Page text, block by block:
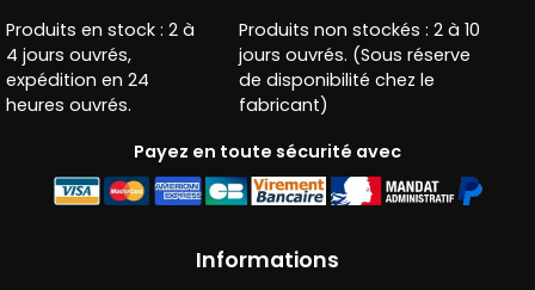
Produits en stock : 2 à
4 jours ouvrés,
expédition en 24
heures ouvrés.
Produits non stockés : 2 à 10
jours ouvrés. (Sous réserve
de disponibilité chez le
fabricant)
Payez en toute sécurité avec
Informations